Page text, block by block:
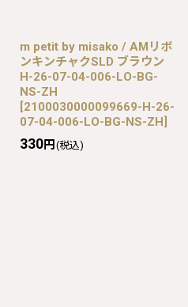
m petit by misako / AMリボ
ンキンチャクSLD ブラウン
H-26-07-04-006-LO-BG-
NS-ZH
[2100030000099669-H-26-
07-04-006-LO-BG-NS-ZH]
330円 (税込)